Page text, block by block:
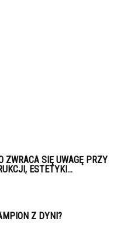
ZWRACA SIĘ UWAGĘ PRZY
ESTETYKI...
Z DYNI?